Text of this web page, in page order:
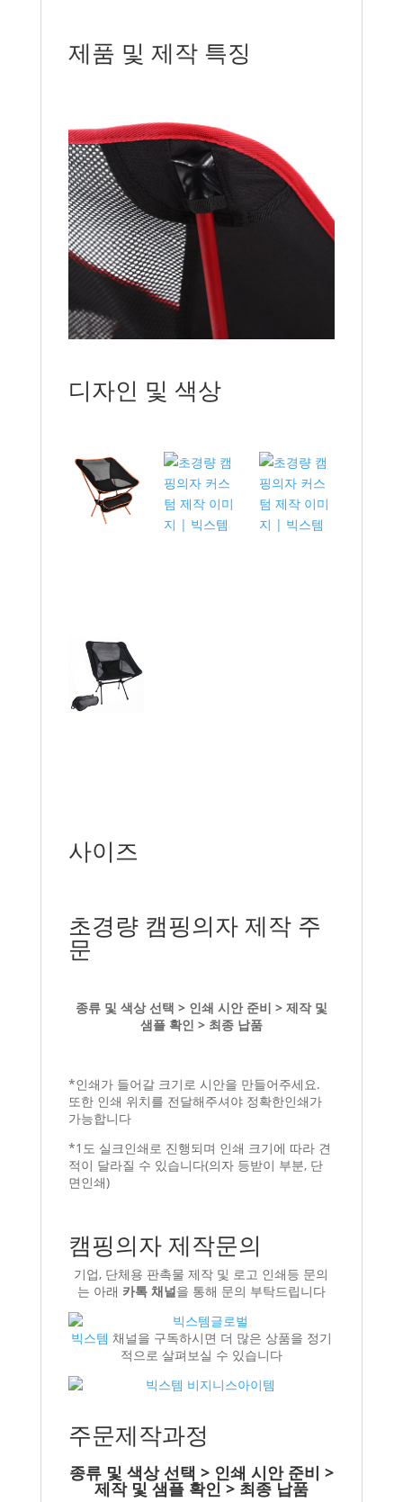
제품 및 제작 특징
디자인 및 색상
사이즈
초경량 캠핑의자 제작 주
문
종류 및 색상 선택 > 인쇄 시안 준비 > 제작 및
샘플 확인 > 최종 납품
*인쇄가 들어갈 크기로 시안을 만들어주세요.
또한 인쇄 위치를 전달해주셔야 정확한인쇄가
가능합니다
*1도 실크인쇄로 진행되며 인쇄 크기에 따라 견
적이 달라질 수 있습니다(의자 등받이 부분, 단
면인쇄)
캠핑의자 제작문의
기업, 단체용 판촉물 제작 및 로고 인쇄등 문의
는 아래 카톡 채널을 통해 문의 부탁드립니다
빅스템 채널을 구독하시면 더 많은 상품을 정기
적으로 살펴보실 수 있습니다
주문제작과정
종류 및 색상 선택 > 인쇄 시안 준비 >
제작 및 샘플 확인 > 최종 납품